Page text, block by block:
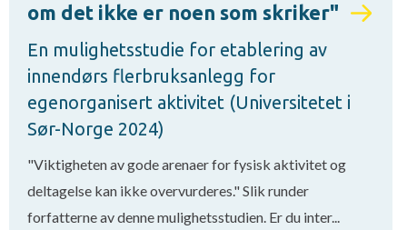
om det ikke er noen som skriker"
En mulighetsstudie for etablering av
innendørs flerbruksanlegg for
egenorganisert aktivitet (Universitetet i
Sør-Norge 2024)
"Viktigheten av gode arenaer for fysisk aktivitet og
deltagelse kan ikke overvurderes." Slik runder
forfatterne av denne mulighetsstudien. Er du inter...